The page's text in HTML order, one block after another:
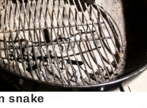
snake